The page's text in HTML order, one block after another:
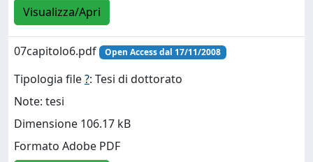
Visualizza/Apri
07capitolo6.pdf Open Access dal 17/11/2008
Tipologia file?: Tesi di dottorato
Note: tesi
Dimensione 106.17 kB
Formato Adobe PDF